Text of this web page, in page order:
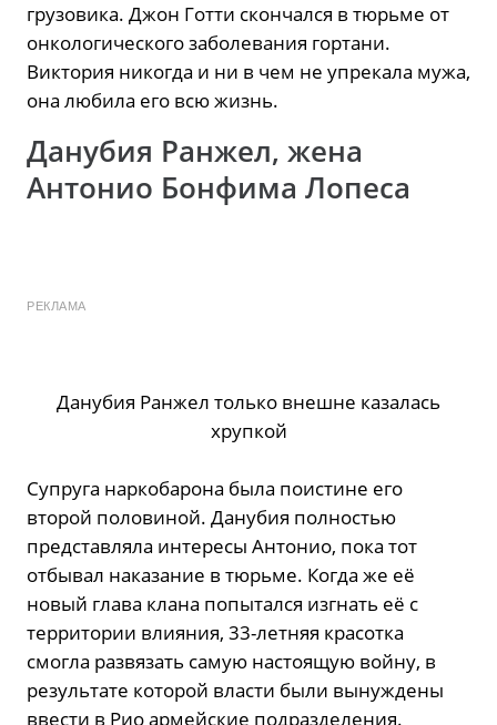
грузовика. Джон Готти скончался в тюрьме от
онкологического заболевания гортани.
Виктория никогда и ни в чем не упрекала мужа,
она любила его всю жизнь.
Данубия Ранжел, жена
Антонио Бонфима Лопеса
РЕКЛАМА
Данубия Ранжел только внешне казалась
хрупкой
Супруга наркобарона была поистине его
второй половиной. Данубия полностью
представляла интересы Антонио, пока тот
отбывал наказание в тюрьме. Когда же её
новый глава клана попытался изгнать её с
территории влияния, 33-летняя красотка
смогла развязать самую настоящую войну, в
результате которой власти были вынуждены
ввести в Рио армейские подразделения.